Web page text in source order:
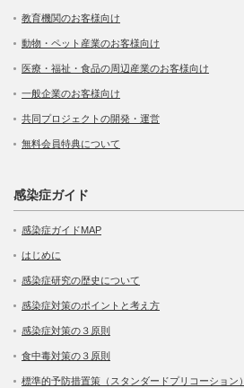
教育機関のお客様向け
動物・ペット産業のお客様向け
医療・福祉・食品の周辺産業のお客様向け
一般企業のお客様向け
共同プロジェクトの開発・運営
無料会員特典について
感染症ガイド
感染症ガイドMAP
はじめに
感染症研究の歴史について
感染症対策のポイントと考え方
感染症対策の３原則
食中毒対策の３原則
標準的予防措置策（スタンダードプリコーション）